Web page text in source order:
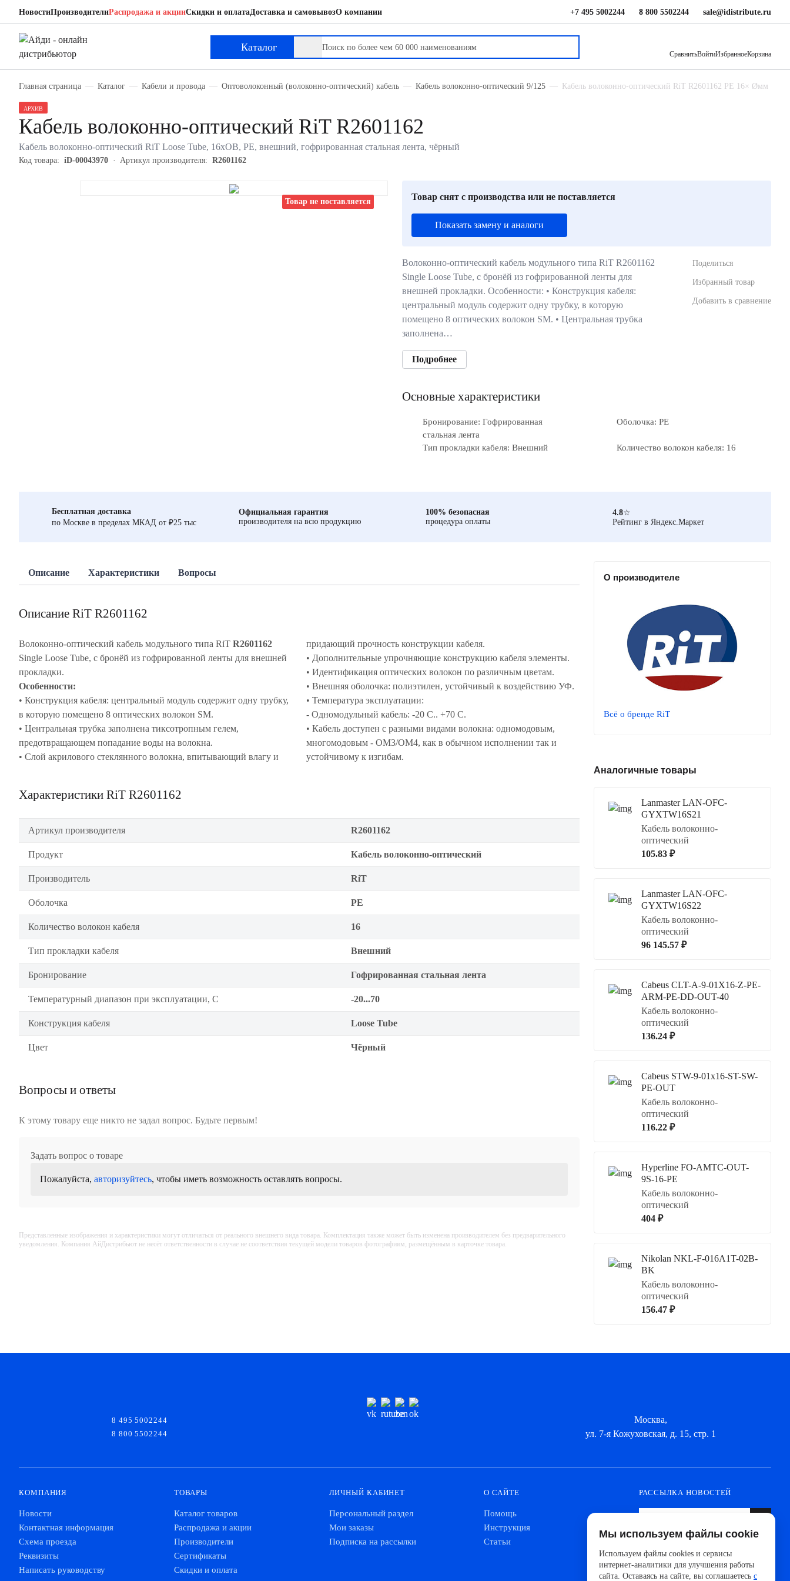
НовостиПроизводителиРаспродажа и акцииСкидки и оплатаДоставка и самовывозО компании +7 495 5002244 8 800 5502244 sale@idistribute.ru
Каталог
СравнитьВойтиИзбранноеКорзина
Главная страница Каталог Кабели и провода Оптоволоконный (волоконно-оптический) кабель Кабель волоконно-оптический 9/125 Кабель волоконно-оптический RiT R2601162 PE 16× Øмм
Товар не поставляется
АРХИВ
Кабель волоконно-оптический RiT R2601162
Кабель волоконно-оптический RiT Loose Tube, 16хОВ, PE, внешний, гофрированная стальная лента, чёрный
Код товара: iD-00043970 Артикул производителя: R2601162
Товар снят с производства или не поставляется
Показать замену и аналоги
Волоконно-оптический кабель модульного типа RiT R2601162
Single Loose Tube, с бронёй из гофрированной ленты для
внешней прокладки. Особенности: • Конструкция кабеля:
центральный модуль содержит одну трубку, в которую
помещено 8 оптических волокон SМ. • Центральная трубка
заполнена…
Подробнее
Поделиться
Избранный товар
Добавить в сравнение
Основные характеристики
Бронирование: Гофрированная
стальная лента
Оболочка: PE
Тип прокладки кабеля: Внешний Количество волокон кабеля: 16
Бесплатная доставка
по Москве в пределах МКАД от ₽25 тыс
Официальная гарантия
производителя на всю продукцию
100% безопасная
процедура оплаты
4.8☆
Рейтинг в Яндекс.Маркет
Описание Характеристики Вопросы
Описание RiT R2601162
Волоконно-оптический кабель модульного типа RiT R2601162
Single Loose Tube, с бронёй из гофрированной ленты для внешней
прокладки.
Особенности:
• Конструкция кабеля: центральный модуль содержит одну трубку,
в которую помещено 8 оптических волокон SМ.
• Центральная трубка заполнена тиксотропным гелем,
предотвращающем попадание воды на волокна.
• Слой акрилового стеклянного волокна, впитывающий влагу и
придающий прочность конструкции кабеля.
• Дополнительные упрочняющие конструкцию кабеля элементы.
• Идентификация оптических волокон по различным цветам.
• Внешняя оболочка: полиэтилен, устойчивый к воздействию УФ.
• Температура эксплуатации:
- Одномодульный кабель: -20 C.. +70 C.
• Кабель доступен с разными видами волокна: одномодовым,
многомодовым - OM3/OM4, как в обычном исполнении так и
устойчивому к изгибам.
Характеристики RiT R2601162
Артикул производителя R2601162
Продукт Кабель волоконно-оптический
Производитель RiT
Оболочка PE
Количество волокон кабеля 16
Тип прокладки кабеля Внешний
Бронирование Гофрированная стальная лента
Температурный диапазон при эксплуатации, C -20...70
Конструкция кабеля Loose Tube
Цвет Чёрный
Вопросы и ответы
К этому товару еще никто не задал вопрос. Будьте первым!
Задать вопрос о товаре
Пожалуйста, авторизуйтесь, чтобы иметь возможность оставлять вопросы.
Представленные изображения и характеристики могут отличаться от реального внешнего вида товара. Комплектация также может быть изменена производителем без предварительного
уведомления. Компания АйДистрибьют не несёт ответственности в случае не соответствия текущей модели товаров фотографиям, размещённым в карточке товара.
О производителе
Всё о бренде RiT
Аналогичные товары
Lanmaster LAN-OFC-
GYXTW16S21
Кабель волоконно-
оптический
105.83 ₽
Lanmaster LAN-OFC-
GYXTW16S22
Кабель волоконно-
оптический
96 145.57 ₽
Cabeus CLT-A-9-01X16-Z-PE-
ARM-PE-DD-OUT-40
Кабель волоконно-
оптический
136.24 ₽
Cabeus STW-9-01x16-ST-SW-
PE-OUT
Кабель волоконно-
оптический
116.22 ₽
Hyperline FO-AMTC-OUT-
9S-16-PE
Кабель волоконно-
оптический
404 ₽
Nikolan NKL-F-016A1T-02B-
BK
Кабель волоконно-
оптический
156.47 ₽
RiT R2601162
Кабель волоконно-оптический
8 495 5002244
8 800 5502244
Москва,
ул. 7-я Кожуховская, д. 15, стр. 1
КОМПАНИЯ
Новости
Контактная информация
Схема проезда
Реквизиты
Написать руководству
ТОВАРЫ
Каталог товаров
Распродажа и акции
Производители
Сертификаты
Скидки и оплата
ЛИЧНЫЙ КАБИНЕТ
Персональный раздел
Мои заказы
Подписка на рассылки
О САЙТЕ
Помощь
Инструкция
Статьи
РАССЫЛКА НОВОСТЕЙ
новинок от ведущих производителей и
новостей АйДистрибьют
Мы используем файлы cookie
Используем файлы cookies и сервисы
интернет-аналитики для улучшения работы
сайта. Оставаясь на сайте, вы соглашаетесь с